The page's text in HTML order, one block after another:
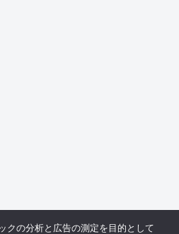
クの分析と広告の測定を目的として